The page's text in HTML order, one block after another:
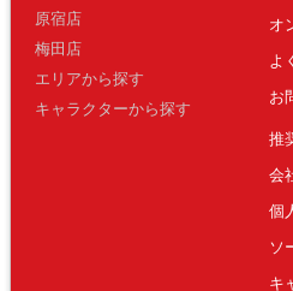
原宿店
梅田店
エリアから探す
キャラクターから探す
オ
よ
お
推
会
個
ソ
キ